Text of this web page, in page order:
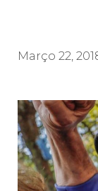
Março 22,